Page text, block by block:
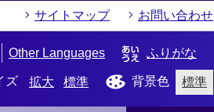
サイトマップ お問い合わせ
Other Languages ふりがな
ズ 拡大 標準 背景色 標準